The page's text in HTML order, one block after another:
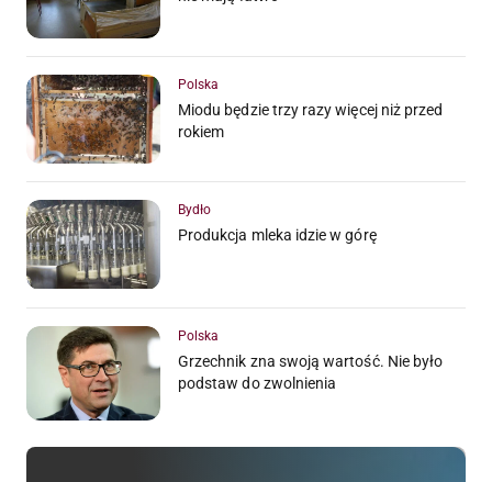
Polska
Miodu będzie trzy razy więcej niż przed
rokiem
Bydło
Produkcja mleka idzie w górę
Polska
Grzechnik zna swoją wartość. Nie było
podstaw do zwolnienia